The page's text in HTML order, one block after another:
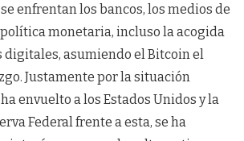
enfrentan los bancos, los medios de
monetaria, incluso la acogida
digitales, asumiendo el Bitcoin el
Justamente por la situación
envuelto a los Estados Unidos y la
Federal frente a esta, se ha